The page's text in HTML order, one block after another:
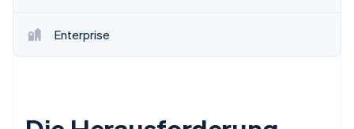
Enterprise